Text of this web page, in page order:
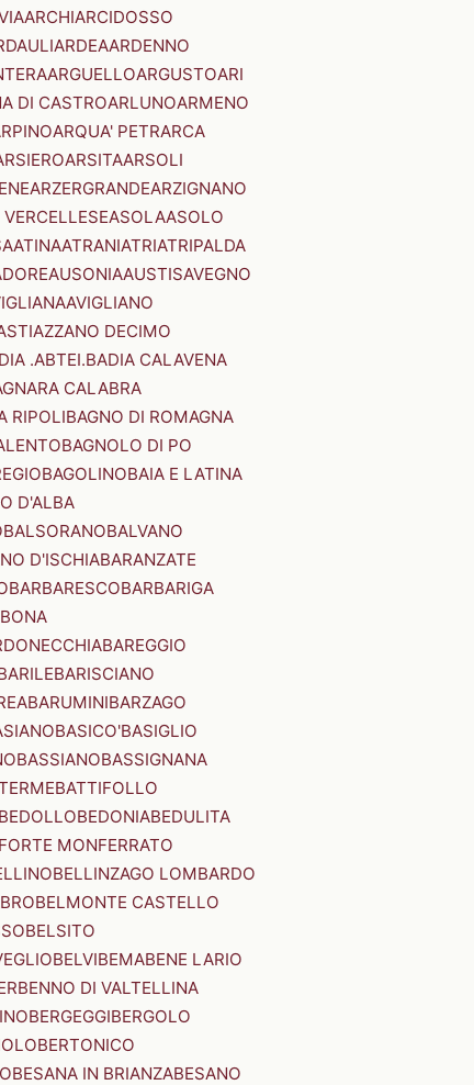
ARCHIARCIDOSSO
ARDEAARDENNO
ARGUELLOARGUSTOARI
DI CASTROARLUNOARMENO
ARQUA' PETRARCA
ARSITAARSOLI
ARZERGRANDEARZIGNANO
ASOLAASOLO
ATINAATRANIATRIATRIPALDA
AUSONIAAUSTISAVEGNO
AVIGLIANO
AZZANO DECIMO
.ABTEI.BADIA CALAVENA
CALABRA
RIPOLIBAGNO DI ROMAGNA
BAGNOLO DI PO
BAGOLINOBAIA E LATINA
D'ALBA
BALSORANOBALVANO
D'ISCHIABARANZATE
BARBARESCOBARBARIGA
BAREGGIO
BARISCIANO
BARUMINIBARZAGO
BASICO'BASIGLIO
BASSIANOBASSIGNANA
BATTIFOLLO
BEDOLLOBEDONIABEDULITA
MONFERRATO
BELLINZAGO LOMBARDO
BELMONTE CASTELLO
BELSITO
BELVIBEMABENE LARIO
DI VALTELLINA
BERGEGGIBERGOLO
BERTONICO
BESANA IN BRIANZABESANO